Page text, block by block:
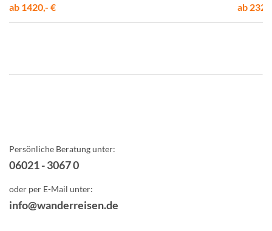
ab 1420,- €
ab
Persönliche Beratung unter:
06021 - 3067 0
oder per E-Mail unter:
info@wanderreisen.de